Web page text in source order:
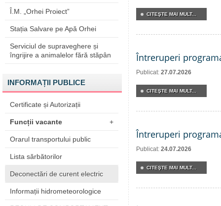
Î.M. „Orhei Proiect”
Stația Salvare pe Apă Orhei
Serviciul de supraveghere și
îngrijire a animalelor fără stăpân
INFORMAȚII PUBLICE
Certificate și Autorizații
Funcții vacante +
Orarul transportului public
Lista sărbătorilor
Deconectări de curent electric
Informații hidrometeorologice
CITEŞTE MAI MULT...
Întreruperi
Publicat: 27.07.2026
CITEŞTE MAI MULT...
Întreruperi
Publicat: 24.07.2026
CITEŞTE MAI MULT...